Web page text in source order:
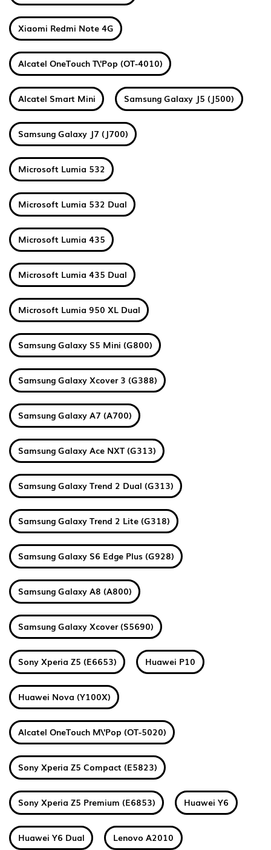
Xiaomi Redmi Note 4G
Alcatel OneTouch T\'Pop (OT-4010)
Alcatel Smart Mini Samsung Galaxy J5 (J500)
Samsung Galaxy J7 (J700)
Microsoft Lumia 532
Microsoft Lumia 532 Dual
Microsoft Lumia 435
Microsoft Lumia 435 Dual
Microsoft Lumia 950 XL Dual
Samsung Galaxy S5 Mini (G800)
Samsung Galaxy Xcover 3 (G388)
Samsung Galaxy A7 (A700)
Samsung Galaxy Ace NXT (G313)
Samsung Galaxy Trend 2 Dual (G313)
Samsung Galaxy Trend 2 Lite (G318)
Samsung Galaxy S6 Edge Plus (G928)
Samsung Galaxy A8 (A800)
Samsung Galaxy Xcover (S5690)
Sony Xperia Z5 (E6653) Huawei P10
Huawei Nova (Y100X)
Alcatel OneTouch M\'Pop (OT-5020)
Sony Xperia Z5 Compact (E5823)
Sony Xperia Z5 Premium (E6853) Huawei Y6
Huawei Y6 Dual Lenovo A2010